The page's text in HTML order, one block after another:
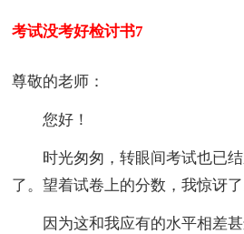
考试没考好检讨书7
尊敬的老师：
您好！
时光匆匆，转眼间考试也已结
了。望着试卷上的分数，我惊讶了
因为这和我应有的水平相差甚